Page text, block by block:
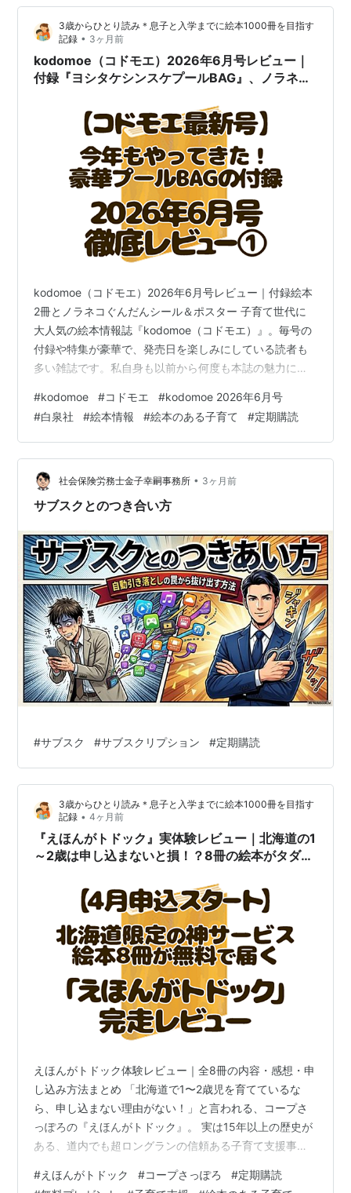
で、息子が楽しめそうなテーマや雰囲気だったことが決
め手です。 実際に読んでみると、 絵本の雰囲気 読み聞
かせの空気感 テーマ選び な…
3歳からひとり読み＊息子と入学までに絵本1000冊を目指す
記録 • 3ヶ月前
kodomoe（コドモエ）2026年6月号レビュー｜
付録『ヨシタケシンスケプールBAG』、ノラネコ
ばでこんにちは』
kodomoe（コドモエ）2026年6月号レビュー｜付録絵本
2冊とノラネコぐんだんシール＆ポスター 子育て世代に
大人気の絵本情報誌『kodomoe（コドモエ）』。毎号の
付録や特集が豪華で、発売日を楽しみにしている読者も
多い雑誌です。私自身も以前から何度も本誌の魅力につ
願の【定期購読】をスタートし、発売日に近いタイミン
グで自宅に届く安心感とワクワクを味わえるようになり
ました。せっかく定期購読を始めたので、2025年10月号
から毎号の感想や付録レビューを「最新号レビュー」と
して投稿することにしました！ 読者の皆さんと一緒に、
この雑誌を楽しむ記録…
#kodomoe #コドモエ #kodomoe 2026年6月号
#白泉社 #絵本情報 #絵本のある子育て #定期購読
社会保険労務士金子幸嗣事務所 • 3ヶ月前
サブスクとのつき合い方
#サブスク #サブスクリプション #定期購読
3歳からひとり読み＊息子と入学までに絵本1000冊を目指す
記録 • 4ヶ月前
『えほんがトドック』実体験レビュー｜北海道の1
～2歳は申し込まないと損！？8冊の絵本がタダで
えほんがトドック体験レビュー｜全8冊の内容・感想・申
し込み方法まとめ 「北海道で1〜2歳児を育てているな
ら、申し込まない理由がない！」と言われる、コープさ
っぽろの『えほんがトドック』。 実は15年以上の歴史が
ある、道内でも超ロングランの信頼ある子育て支援事業
で当たったおまけの1冊）がすべて揃いました。 「無料で
#えほんがトドック #コープさっぽろ #定期購読